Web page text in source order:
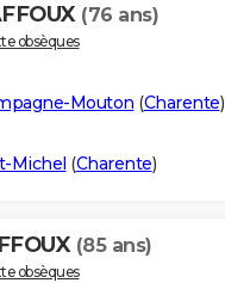
(76 ans)
obsèques
Mouton (Charente)
Michel (Charente)
(85 ans)
obsèques